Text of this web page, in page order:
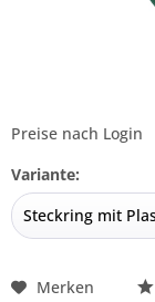
Preise nach Login
Variante:
Merken